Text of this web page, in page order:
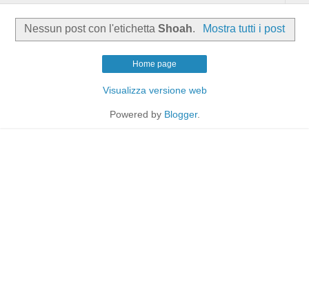
Nessun post con l'etichettaShoah. Mostra tutti i post
Home page
Visualizza versione web
Powered by Blogger.